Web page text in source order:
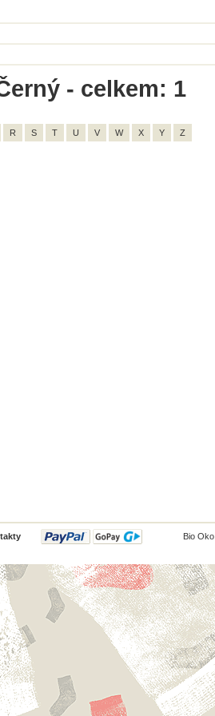
- celkem: 1
R S T U V W X Y Z
Bio Oko